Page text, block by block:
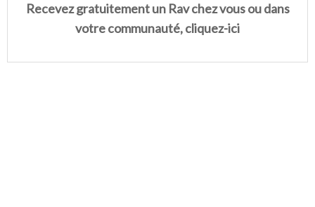
Recevez gratuitement un Rav chez vous ou dans
votre communauté, cliquez-ici